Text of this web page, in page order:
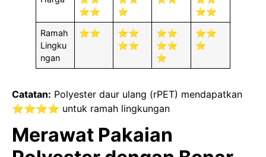
⭐⭐
⭐
⭐⭐
Ramah
Lingku
ngan
⭐⭐
⭐⭐
⭐⭐
⭐⭐
⭐⭐
⭐
⭐⭐
⭐
Catatan: Polyester daur ulang (rPET) mendapatkan
⭐⭐⭐⭐ untuk ramah lingkungan
Merawat Pakaian